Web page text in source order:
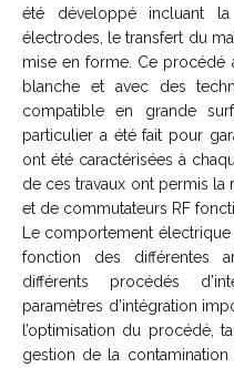
été développé incluant la
électrodes, le transfert du
mise en forme. Ce procédé
blanche et avec des
compatible en grande
particulier a été fait pour
ont été caractérisées à
de ces travaux ont permis
et de commutateurs RF
Le comportement
fonction des différentes
différents procédés
paramètres d’intégration
l’optimisation du procédé,
gestion de la